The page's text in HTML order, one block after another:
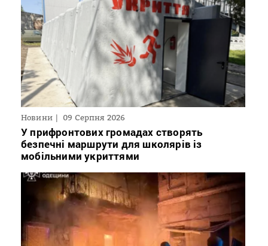
Новини 09 Серпня 2026
У прифронтових громадах створять
безпечні маршрути для школярів із
мобільними укриттями